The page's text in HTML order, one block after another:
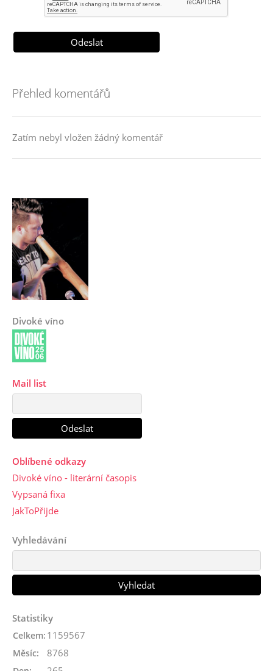
Přehled komentářů
Zatím nebyl vložen žádný komentář
Divoké víno
Mail list
Oblíbené odkazy
Divoké víno - literární časopis
Vypsaná fixa
JakToPřijde
Vyhledávání
Statistiky
Celkem: 1159567
Měsíc: 8768